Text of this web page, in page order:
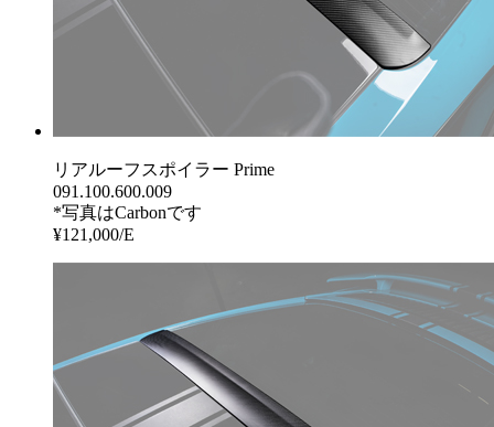
リアルーフスポイラー Prime
091.100.600.009
*写真はCarbonです
¥121,000/E